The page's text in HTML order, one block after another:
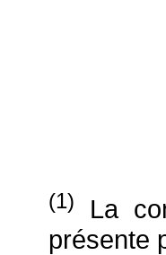
(1)
La
présente